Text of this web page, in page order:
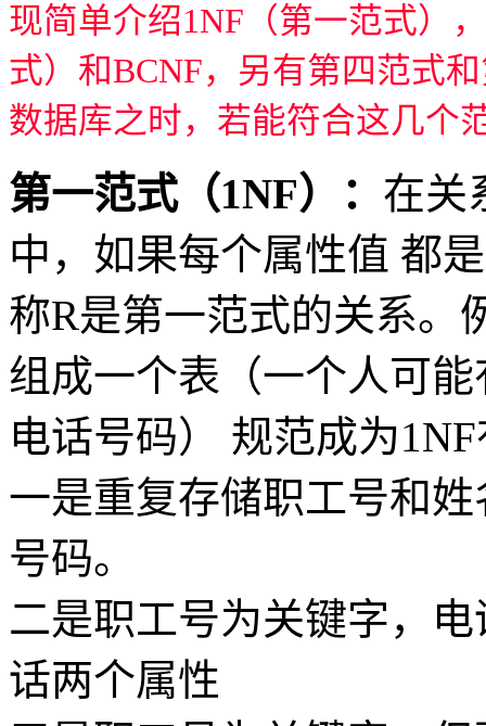
现简单介绍1NF（第一范式）
式）和BCNF，另有第四范式
数据库之时，若能符合这几个
第一范式（1NF）： 在关
中，如果每个属性值 都
称R是第一范式的关系。
组成一个表（一个人可
电话号码） 规范成为
一是重复存储职工号和
号码。
二是职工号为关键字，
话两个属性